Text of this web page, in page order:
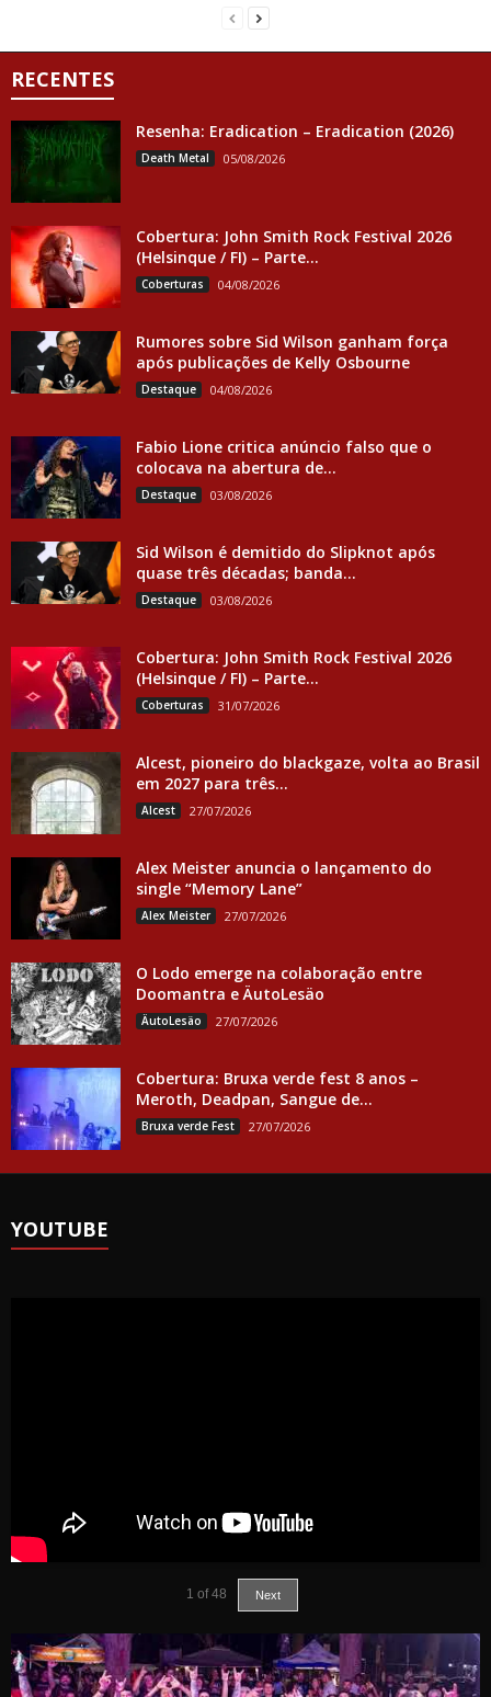
RECENTES
Resenha: Eradication – Eradication (2026)
Death Metal 05/08/2026
Cobertura: John Smith Rock Festival 2026
(Helsinque / FI) – Parte...
Coberturas 04/08/2026
Rumores sobre Sid Wilson ganham força
após publicações de Kelly Osbourne
Destaque 04/08/2026
Fabio Lione critica anúncio falso que o
colocava na abertura de...
Destaque 03/08/2026
Sid Wilson é demitido do Slipknot após
quase três décadas; banda...
Destaque 03/08/2026
Cobertura: John Smith Rock Festival 2026
(Helsinque / FI) – Parte...
Coberturas 31/07/2026
Alcest, pioneiro do blackgaze, volta ao Brasil
em 2027 para três...
Alcest 27/07/2026
Alex Meister anuncia o lançamento do
single “Memory Lane”
Alex Meister 27/07/2026
O Lodo emerge na colaboração entre
Doomantra e ÄutoLesäo
ÄutoLesäo 27/07/2026
Cobertura: Bruxa verde fest 8 anos –
Meroth, Deadpan, Sangue de...
Bruxa verde Fest 27/07/2026
YOUTUBE
1 of 48 Next